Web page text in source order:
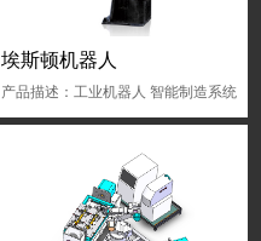
埃斯顿机器人
产品描述：工业机器人 智能制造系统
剪板机完整解决方案 电液伺服混合驱
整解决方案 折弯机安全防护完整解决
方案 机械压力机完整解...